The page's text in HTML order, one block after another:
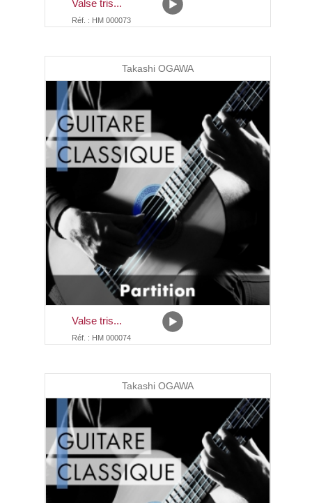
Valse tris...
Réf. : HM 000073
Takashi OGAWA
Valse tris...
Réf. : HM 000074
Takashi OGAWA